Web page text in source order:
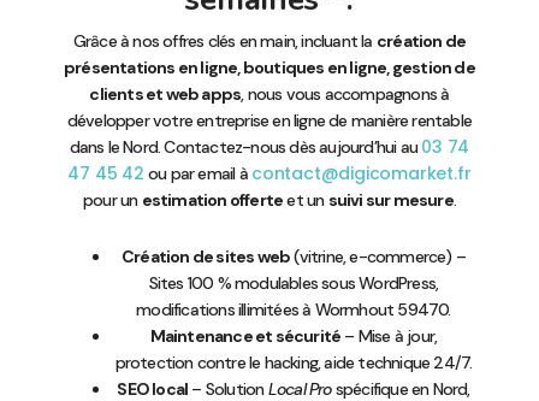
Grâce à nos offres clés en main, incluant la création de
présentations en ligne, boutiques en ligne, gestion de
clients et web apps, nous vous accompagnons à
développer votre entreprise en ligne de manière rentable
dans le Nord. Contactez-nous dès aujourd’hui au03 74
47 45 42 ou par email à contact@digicomarket.fr
pour un estimation offerteet un suivi sur mesure.
Création de sites web(vitrine, e-commerce) –
Sites 100 % modulables sous WordPress,
modifications illimitées à Wormhout 59470.
Maintenance et sécurité – Mise à jour,
protection contre le hacking, aide technique 24/7.
SEO local – SolutionLocal Prospécifique en Nord,